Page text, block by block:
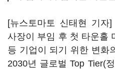
[뉴스토마토 신태현 기자]
사장이 부임 후 첫 타운홀
등 기업이 되기 위한 변화
2030년 글로벌 Top Tier(